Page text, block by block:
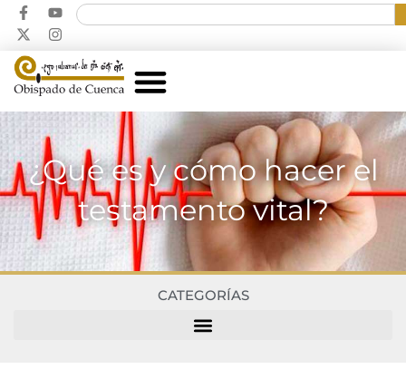
¿Qué es y cómo hacer el
testamento vital?
CATEGORÍAS